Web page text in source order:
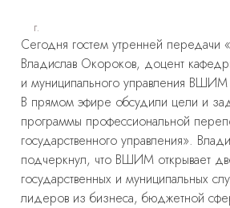
г.
Сегодня гостем утренней передачи
Владислав Окороков, доцент
и муниципального управления ВШИМ
В прямом эфире обсудили цели и
программы профессиональной
государственного управления».
подчеркнул, что ВШИМ открывает
государственных и муниципальных
лидеров из бизнеса, бюджетной